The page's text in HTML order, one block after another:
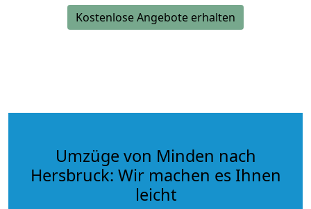
Kostenlose Angebote erhalten
Umzüge von Minden nach
Hersbruck: Wir machen es Ihnen
leicht